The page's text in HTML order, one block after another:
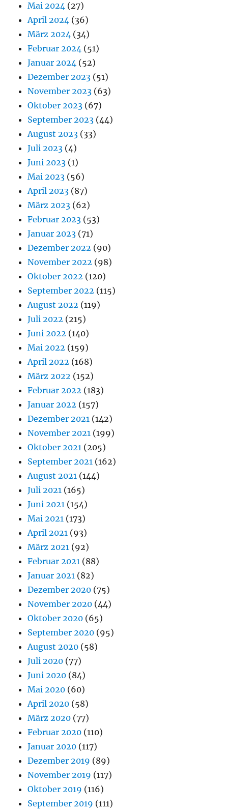
Mai 2024 (27)
April 2024 (36)
März 2024 (34)
Februar 2024 (51)
Januar 2024 (52)
Dezember 2023 (51)
November 2023 (63)
Oktober 2023 (67)
September 2023 (44)
August 2023 (33)
Juli 2023 (4)
Juni 2023 (1)
Mai 2023 (56)
April 2023 (87)
März 2023 (62)
Februar 2023 (53)
Januar 2023 (71)
Dezember 2022 (90)
November 2022 (98)
Oktober 2022 (120)
September 2022 (115)
August 2022 (119)
Juli 2022 (215)
Juni 2022 (140)
Mai 2022 (159)
April 2022 (168)
März 2022 (152)
Februar 2022 (183)
Januar 2022 (157)
Dezember 2021 (142)
November 2021 (199)
Oktober 2021 (205)
September 2021 (162)
August 2021 (144)
Juli 2021 (165)
Juni 2021 (154)
Mai 2021 (173)
April 2021 (93)
März 2021 (92)
Februar 2021 (88)
Januar 2021 (82)
Dezember 2020 (75)
November 2020 (44)
Oktober 2020 (65)
September 2020 (95)
August 2020 (58)
Juli 2020 (77)
Juni 2020 (84)
Mai 2020 (60)
April 2020 (58)
März 2020 (77)
Februar 2020 (110)
Januar 2020 (117)
Dezember 2019 (89)
November 2019 (117)
Oktober 2019 (116)
September 2019 (111)